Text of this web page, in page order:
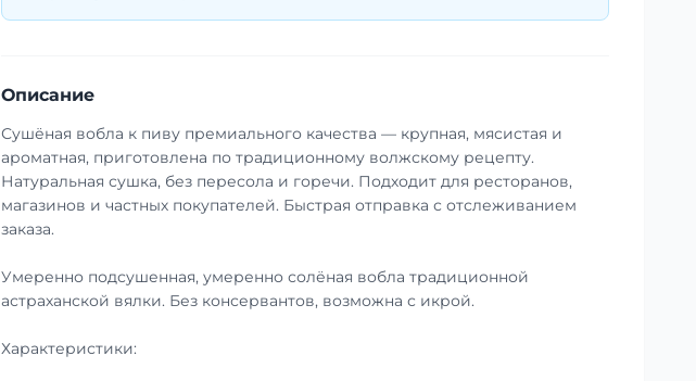
Описание
Сушёная вобла к пиву премиального качества — крупная, мясистая и
ароматная, приготовлена по традиционному волжскому рецепту.
Натуральная сушка, без пересола и горечи. Подходит для ресторанов,
магазинов и частных покупателей. Быстрая отправка с отслеживанием
заказа.
Умеренно подсушенная, умеренно солёная вобла традиционной
астраханской вялки. Без консервантов, возможна с икрой.
Характеристики: